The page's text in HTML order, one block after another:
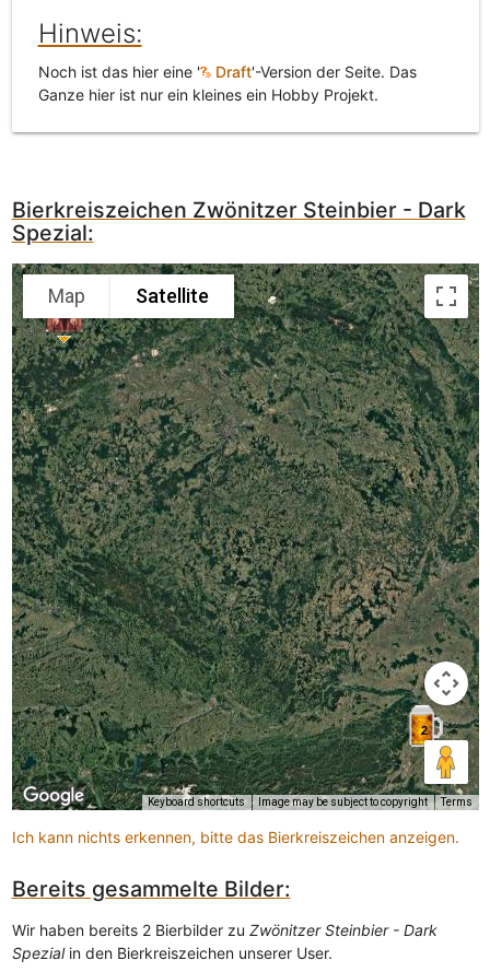
Hinweis:
Noch ist das hier eine ' Draft'-Version der Seite. Das
Ganze hier ist nur ein kleines ein Hobby Projekt.
Bierkreiszeichen Zwönitzer Steinbier - Dark
Spezial:
2
Map Satellite
Keyboard shortcuts Image may be subject to copyright Terms
Ich kann nichts erkennen, bitte das Bierkreiszeichen anzeigen.
Bereits gesammelte Bilder:
Wir haben bereits 2 Bierbilder zu Zwönitzer Steinbier - Dark
Spezialin den Bierkreiszeichen unserer User.